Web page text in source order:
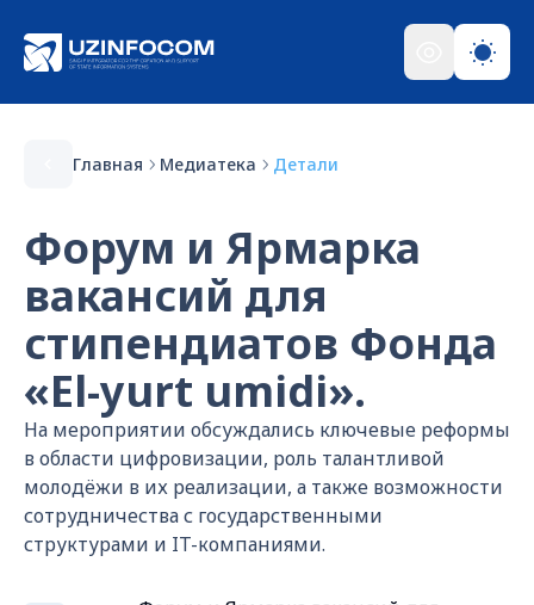
Главная Медиатека Детали
Форум и Ярмарка
вакансий для
стипендиатов Фонда
«El-yurt umidi».
На мероприятии обсуждались ключевые реформы
в области цифровизации, роль талантливой
молодёжи в их реализации, а также возможности
сотрудничества с государственными
структурами и IT-компаниями.